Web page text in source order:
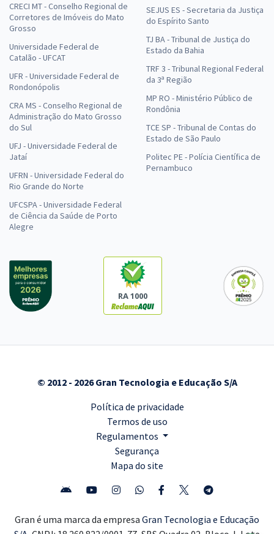
CRECI MT - Conselho Regional de
Corretores de Imóveis do Mato
Grosso
Universidade Federal de
Catalão - UFCAT
UFR - Universidade Federal de
Rondonópolis
CRA MS - Conselho Regional de
Administração do Mato Grosso
do Sul
UFJ - Universidade Federal de
Jataí
UFRN - Universidade Federal do
Rio Grande do Norte
UFCSPA - Universidade Federal
de Ciência da Saúde de Porto
Alegre
SEJUS ES - Secretaria da Justiça
do Espírito Santo
TJ BA - Tribunal de Justiça do
Estado da Bahia
TRF 3 - Tribunal Regional Federal
da 3ª Região
MP RO - Ministério Público de
Rondônia
TCE SP - Tribunal de Contas do
Estado de São Paulo
Politec PE - Polícia Científica de
Pernambuco
RA 1000
© 2012 - 2026 Gran Tecnologia e Educação S/A
Política de privacidade
Termos de uso
Regulamentos
Segurança
Mapa do site
Gran é uma marca da empresa Gran Tecnologia e Educação